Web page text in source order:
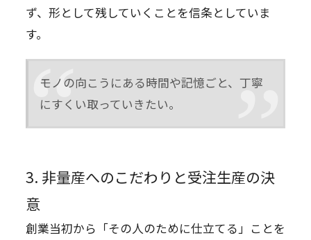
ず、形として残していくことを信条としていま
す。
モノの向こうにある時間や記憶ごと、丁寧
にすくい取っていきたい。
3. 非量産へのこだわりと受注生産の決
意
創業当初から「その人のために仕立てる」ことを